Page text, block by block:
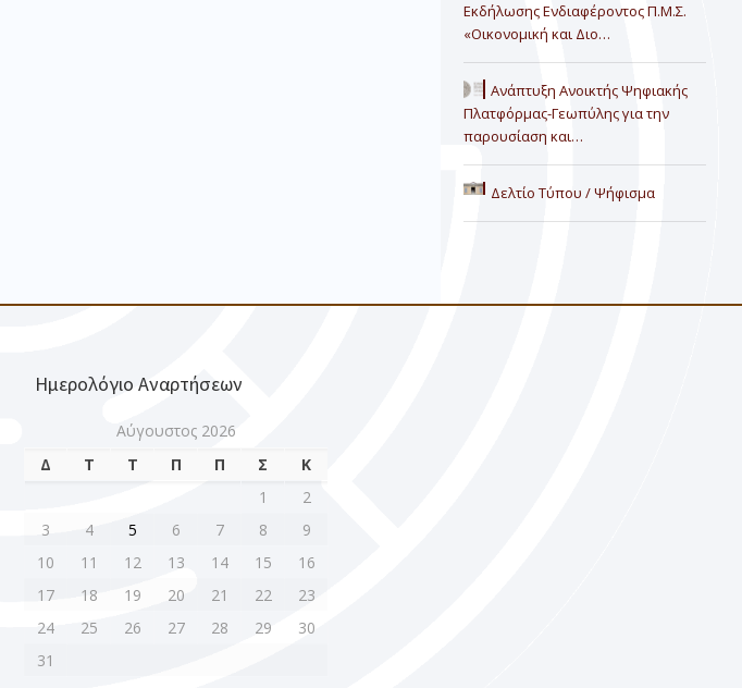
Εκδήλωσης Ενδιαφέροντος Π.Μ.Σ.
«Οικονομική και Διο…
Ανάπτυξη Ανοικτής Ψηφιακής
Πλατφόρμας-Γεωπύλης για την
παρουσίαση και…
Δελτίο Τύπου / Ψήφισμα
Ημερολόγιο Αναρτήσεων
Αύγουστος 2026
Δ
Τ Τ Π Π Σ
Κ
1
2
3
4 5 6 7 8
9
10
11 12 13 14 15
16
17
18 19 20 21 22
23
24
25 26 27 28 29
30
31